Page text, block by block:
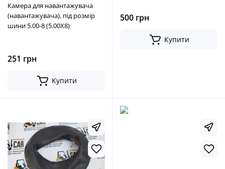
Камера для навантажувача
(навантажувача), під розмір
шини 5.00-8 (5.00Х8)
251 грн
Купити
500 грн
Купити